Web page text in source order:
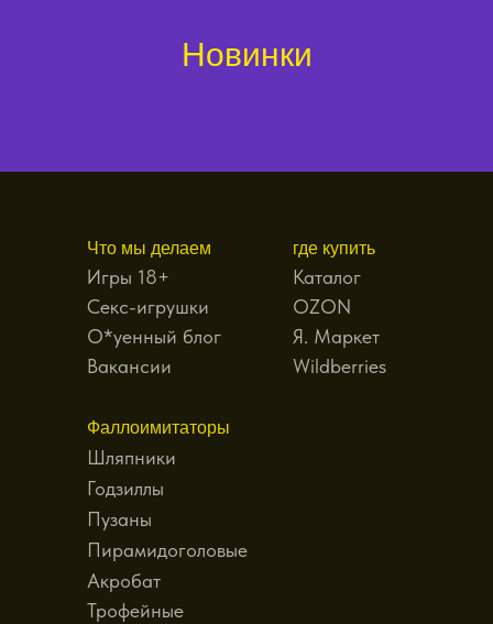
Новинки
где купить
Каталог
OZON
Я. Маркет
Wildberries
Фаллоимитаторы
Шляпники
Годзиллы
Пузаны
Пирамидоголовые
Акробат
Трофейные
Что мы делаем
Игры 18+
Секс-игрушки
О*уенный блог
Вакансии